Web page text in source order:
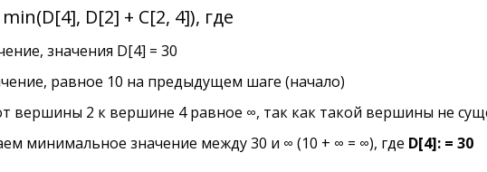
D[2] + C[2, 4]), где
значения D[4] = 30
равное 10 на предыдущем шаге (начало)
вершины 2 к вершине 4 равное ∞, так как такой вершины не
минимальное значение между 30 и ∞ (10 + ∞ = ∞), где D[4]: = 30